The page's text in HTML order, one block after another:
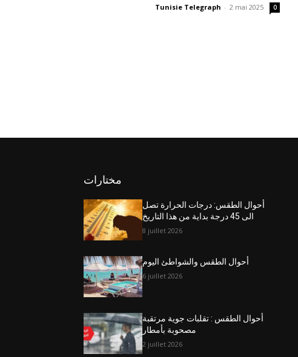
Tunisie Telegraph - 2 mai 2025 0
مختارات
أحوال الطقس: درجات الحرارة تصل
الى 45 درجة بداية من هذا التاريخ
8 juillet 2026
أحوال الطقس والشواطئ اليوم
6 juillet 2026
أحوال الطقس : تقلبات جوية مرتقبة
مصحوبة بأمطار
2 juillet 2026